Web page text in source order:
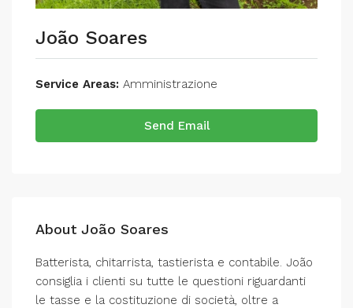
João Soares
Service Areas: Amministrazione
Send Email
About João Soares
Batterista, chitarrista, tastierista e contabile. João
consiglia i clienti su tutte le questioni riguardanti
le tasse e la costituzione di società, oltre a